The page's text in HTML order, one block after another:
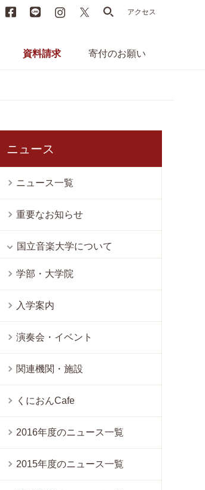
FacebookLINE instagram search
アクセス
資料請求 寄付のお願い
ニュース
ニュース一覧
重要なお知らせ
国立音楽大学について
学部・大学院
入学案内
演奏会・イベント
関連機関・施設
くにおんCafe
2016年度のニュース一覧
2015年度のニュース一覧